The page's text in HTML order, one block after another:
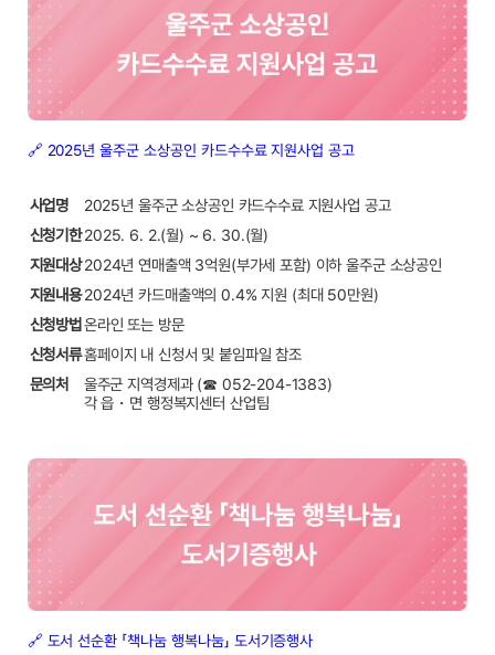
🔗 2025년 울주군 소상공인 카드수수료 지원사업 공고
사업명
2025년 울주군 소상공인 카드수수료 지원사업 공고
신청기한2025. 6. 2.(월) ~ 6. 30.(월)
지원대상2024년 연매출액 3억원(부가세 포함) 이하 울주군 소상공인
지원내용2024년 카드매출액의 0.4% 지원 (최대 50만원)
신청방법 온라인 또는 방문
신청서류홈페이지 내 신청서 및 붙임파일 참조
문의처
울주군 지역경제과 (☎ 052-204-1383)
각 읍・면 행정복지센터 산업팀
🔗 도서 선순환 「책나눔 행복나눔」 도서기증행사